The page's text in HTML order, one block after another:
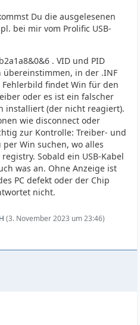
Du die ausgelesenen
bei mir vom Prolific USB-
. VID und PID
in der .INF
Fehlerbild findet Win für den
oder es ist ein falscher
installiert (der nicht reagiert).
wie disconnect oder
zur Kontrolle: Treiber- und
Win suchen, wo alles
Sobald ein USB-Kabel
was an. Ohne Anzeige ist
PC defekt oder der Chip
nicht.
(3. November 2023 um 23:46)